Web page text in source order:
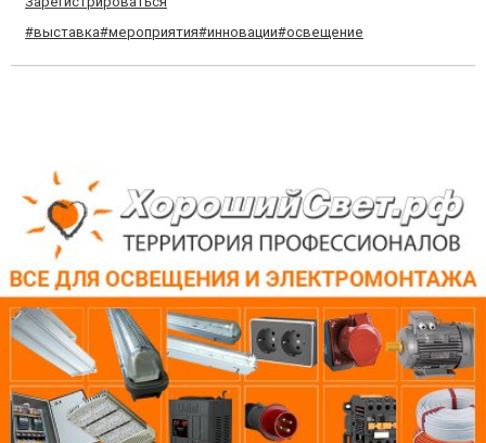
#выставка#мероприятия#инновации#освещение